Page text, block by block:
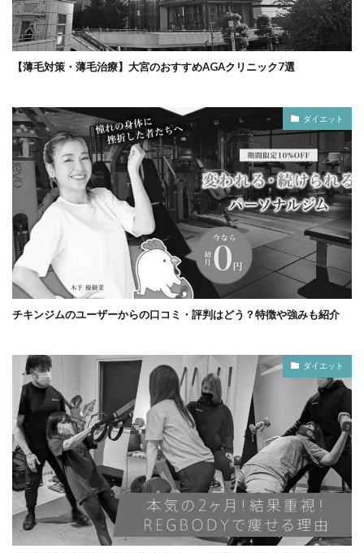
【薄毛対策・薄毛治療】大宮のおすすめAGAクリニック7選
ダイエット
チキンジムのユーザーからの口コミ・評判はどう？特徴や強みも紹介
ダイエット